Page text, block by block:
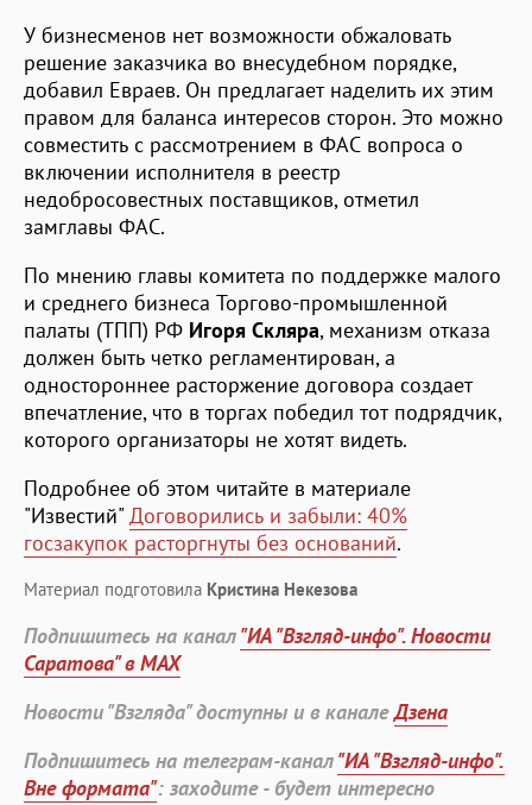
У бизнесменов нет возможности обжаловать
решение заказчика во внесудебном порядке,
добавил Евраев. Он предлагает наделить их этим
правом для баланса интересов сторон. Это можно
совместить с рассмотрением в ФАС вопроса о
включении исполнителя в реестр
недобросовестных поставщиков, отметил
замглавы ФАС.
По мнению главы комитета по поддержке малого
и среднего бизнеса Торгово-промышленной
палаты (ТПП) РФ Игоря Скляра, механизм отказа
должен быть четко регламентирован, а
одностороннее расторжение договора создает
впечатление, что в торгах победил тот подрядчик,
которого организаторы не хотят видеть.
Подробнее об этом читайте в материале
"Известий" Договорились и забыли: 40%
госзакупок расторгнуты без оснований.
Материал подготовила Кристина Некезова
Подпишитесь на канал"ИА "Взгляд-инфо". Новости
Саратова" в MAX
Новости "Взгляда" доступны и в каналеДзена
Подпишитесь на телеграм-канал"ИА "Взгляд-инфо".
Вне формата": заходите - будет интересно